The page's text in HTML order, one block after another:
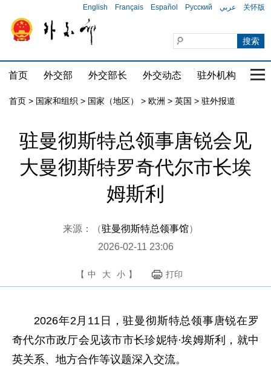
English Français Español Русский عربي 关怀版
首页 外交部 外交部长 外交动态 驻外机构 国
首页 > 国家和组织 > 国家（地区） > 欧洲 > 英国 > 驻外报道
驻曼彻斯特总领事唐锐会见
大曼彻斯特罗奇代尔市长埃
姆斯利
来源：（驻曼彻斯特总领事馆）
2026-02-11 23:06
【 中 大 小 】 打印
2026年2月11日，驻曼彻斯特总领事唐锐在罗
奇代尔市政厅会见该市市长珍妮特·埃姆斯利，就中
英关系、地方合作等议题深入交流。